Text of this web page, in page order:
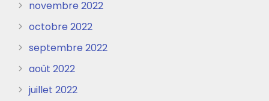
novembre 2022
octobre 2022
septembre 2022
août 2022
juillet 2022